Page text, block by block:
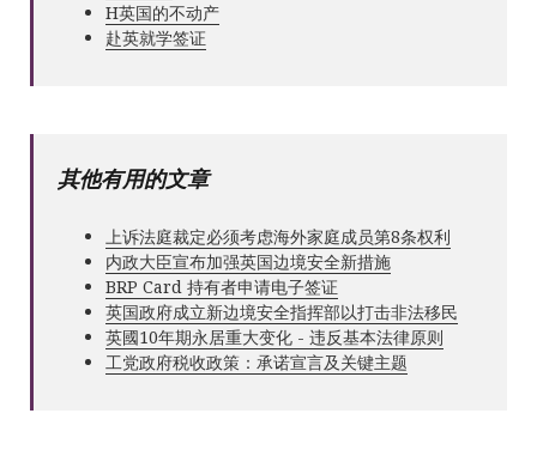
Н英国的不动产
赴英就学签证
其他有用的文章
上诉法庭裁定必须考虑海外家庭成员第8条权利
内政大臣宣布加强英国边境安全新措施
BRP Card 持有者申请电子签证
英国政府成立新边境安全指挥部以打击非法移民
英國10年期永居重大变化 - 违反基本法律原则
工党政府税收政策：承诺宣言及关键主题